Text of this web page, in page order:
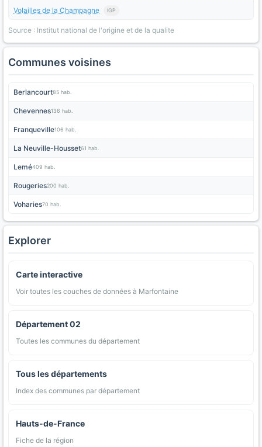
Volailles de la Champagne IGP
Source : Institut national de l'origine et de la qualite
Communes voisines
Berlancourt85 hab.
Chevennes136 hab.
Franqueville106 hab.
La Neuville-Housset61 hab.
Lemé409 hab.
Rougeries200 hab.
Voharies70 hab.
Explorer
Carte interactive
Voir toutes les couches de données à Marfontaine
Département 02
Toutes les communes du département
Tous les départements
Index des communes par département
Hauts-de-France
Fiche de la région